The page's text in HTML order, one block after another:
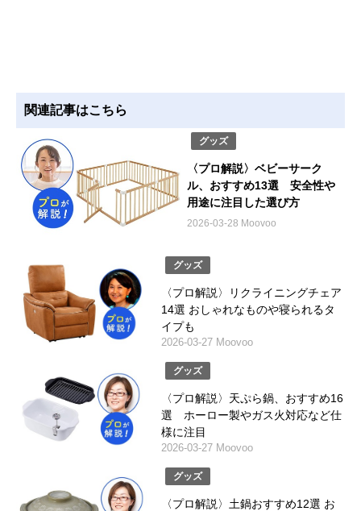
関連記事はこちら
グッズ
〈プロ解説〉ベビーサーク
ル、おすすめ13選 安全性や
用途に注目した選び方
2026-03-28 Moovoo
グッズ
〈プロ解説〉リクライニングチェア
14選 おしゃれなものや寝られるタ
イプも
2026-03-27 Moovoo
グッズ
〈プロ解説〉天ぷら鍋、おすすめ16
選 ホーロー製やガス火対応など仕
様に注目
2026-03-27 Moovoo
グッズ
〈プロ解説〉土鍋おすすめ12選 お